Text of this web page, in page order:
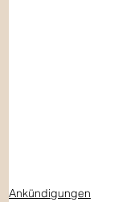
Ankündigungen